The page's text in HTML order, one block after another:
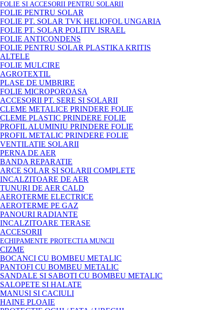
FOLIE SI ACCESORII PENTRU SOLARII
FOLIE PENTRU SOLAR
FOLIE PT. SOLAR TVK HELIOFOL UNGARIA
FOLIE PT. SOLAR POLITIV ISRAEL
FOLIE ANTICONDENS
FOLIE PENTRU SOLAR PLASTIKA KRITIS
ALTELE
FOLIE MULCIRE
AGROTEXTIL
PLASE DE UMBRIRE
FOLIE MICROPOROASA
ACCESORII PT. SERE SI SOLARII
CLEME METALICE PRINDERE FOLIE
CLEME PLASTIC PRINDERE FOLIE
PROFIL ALUMINIU PRINDERE FOLIE
PROFIL METALIC PRINDERE FOLIE
VENTILATIE SOLARII
PERNA DE AER
BANDA REPARATIE
ARCE SOLAR SI SOLARII COMPLETE
INCALZITOARE DE AER
TUNURI DE AER CALD
AEROTERME ELECTRICE
AEROTERME PE GAZ
PANOURI RADIANTE
INCALZITOARE TERASE
ACCESORII
ECHIPAMENTE PROTECTIA MUNCII
CIZME
BOCANCI CU BOMBEU METALIC
PANTOFI CU BOMBEU METALIC
SANDALE SI SABOTI CU BOMBEU METALIC
SALOPETE SI HALATE
MANUSI SI CACIULI
HAINE PLOAIE